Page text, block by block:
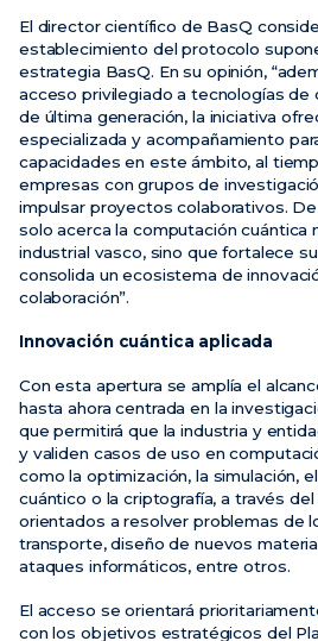
El director científico de BasQ
establecimiento del protocolo
estrategia BasQ. En su opinión,
acceso privilegiado a tecnologías de
de última generación, la iniciativa
especializada y acompañamiento
capacidades en este ámbito, al
empresas con grupos de
impulsar proyectos colaborativos.
solo acerca la computación cuántica
industrial vasco, sino que fortalece
consolida un ecosistema de
colaboración”.
Innovación cuántica aplicada
Con esta apertura se amplía el
hasta ahora centrada en la
que permitirá que la industria y
y validen casos de uso en
como la optimización, la simulación,
cuántico o la criptografía, a través
orientados a resolver problemas de
transporte, diseño de nuevos
ataques informáticos, entre otros.
El acceso se orientará
con los objetivos estratégicos del